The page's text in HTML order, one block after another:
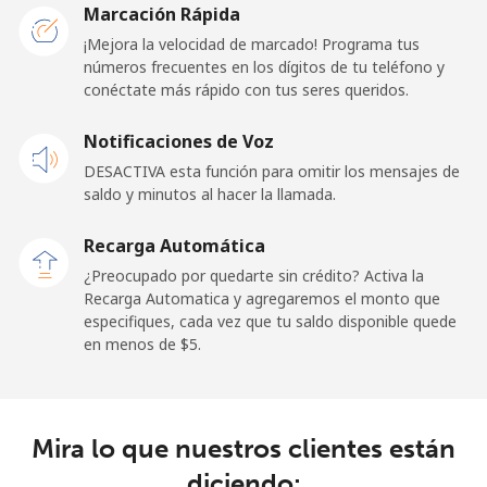
Línea fija ⁦45.5¢⁩ 21 min por ⁦$10⁩
⁦48.9¢⁩ 20 min por ⁦$10⁩
New Zealand
Celular ⁦6.9¢⁩
Nicaragua
Marcación Rápida
¡Mejora la velocidad de marcado! Programa tus
números frecuentes en los dígitos de tu teléfono y
conéctate más rápido con tus seres queridos.
Notificaciones de Voz
DESACTIVA esta función para omitir los mensajes de
saldo y minutos al hacer la llamada.
Recarga Automática
¿Preocupado por quedarte sin crédito? Activa la
Recarga Automatica y agregaremos el monto que
especifiques, cada vez que tu saldo disponible quede
en menos de ⁦$5⁩.
Mira lo que nuestros clientes están